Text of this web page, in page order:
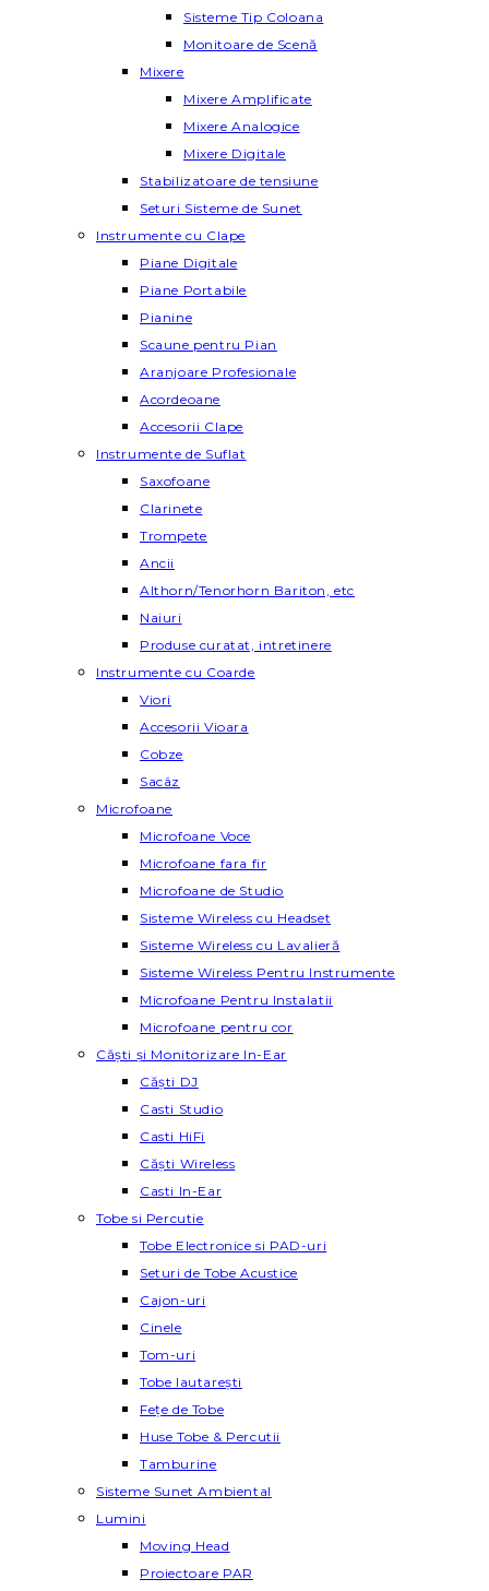
Sisteme Tip Coloana
Monitoare de Scenă
Mixere
Mixere Amplificate
Mixere Analogice
Mixere Digitale
Stabilizatoare de tensiune
Seturi Sisteme de Sunet
Instrumente cu Clape
Piane Digitale
Piane Portabile
Pianine
Scaune pentru Pian
Aranjoare Profesionale
Acordeoane
Accesorii Clape
Instrumente de Suflat
Saxofoane
Clarinete
Trompete
Ancii
Althorn/Tenorhorn Bariton, etc
Naiuri
Produse curatat, intretinere
Instrumente cu Coarde
Viori
Accesorii Vioara
Cobze
Sacâz
Microfoane
Microfoane Voce
Microfoane fara fir
Microfoane de Studio
Sisteme Wireless cu Headset
Sisteme Wireless cu Lavalieră
Sisteme Wireless Pentru Instrumente
Microfoane Pentru Instalatii
Microfoane pentru cor
Căști și Monitorizare In-Ear
Căști DJ
Casti Studio
Casti HiFi
Căști Wireless
Casti In-Ear
Tobe si Percutie
Tobe Electronice si PAD-uri
Seturi de Tobe Acustice
Cajon-uri
Cinele
Tom-uri
Tobe lautareşti
Fețe de Tobe
Huse Tobe & Percutii
Tamburine
Sisteme Sunet Ambiental
Lumini
Moving Head
Proiectoare PAR